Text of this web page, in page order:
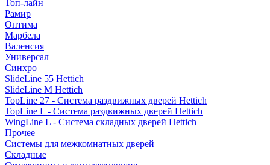
Топ-лайн
Рамир
Оптима
Марбела
Валенсия
Универсал
Синхро
SlideLine 55 Hettich
SlideLine M Hettich
TopLine 27 - Система раздвижных дверей Hettich
TopLine L - Система раздвижных дверей Hettich
WingLine L - Система складных дверей Hettich
Прочее
Системы для межкомнатных дверей
Складные